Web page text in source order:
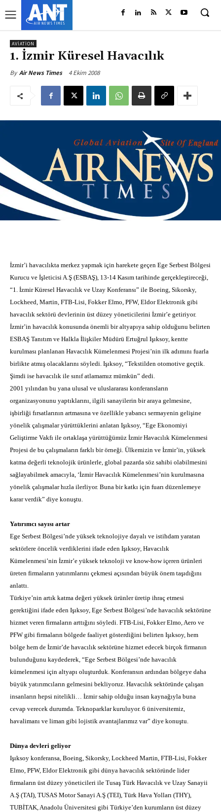
AVIATION
1. İzmir Küresel Havacılık
By Air News Times 4 Ekim 2008
İzmir’i havacılıkta merkez yapmak için harekete geçen Ege Serbest Bölgesi
Kurucu ve İşleticisi A.Ş (ESBAŞ), 13-14 Kasım tarihinde gerçekleştireceği,
“1. İzmir Küresel Havacılık ve Uzay Konferansı” ile Boeing, Sikorsky,
Lockheed, Martin, FTB-Lisi, Fokker Elmo, PFW, Eldor Elektronik gibi
havacılık sektörü devlerinin üst düzey yöneticilerini İzmir’e getiriyor.
İzmir’in havacılık konusunda önemli bir altyapıya sahip olduğunu belirten
ESBAŞ Tanıtım ve Halkla İlişkiler Müdürü Ertuğrul Işıksoy, kentte
kurulması planlanan Havacılık Kümelenmesi Projesi’nin ilk adımını fuarla
birlikte atmış olacaklarını söyledi. Işıksoy, “Tekstilden otomotive geçtik.
Şimdi ise havacılık ile sınıf atlamamız mümkün” dedi.
2001 yılından bu yana ulusal ve uluslararası konferansların
organizasyonunu yaptıklarını, ilgili sanayilerin bir araya gelmesine,
işbirliği fırsatlarının artmasına ve özellikle yabancı sermayenin gelişine
yönelik çalışmalar yürüttüklerini anlatan Işıksoy, “Ege Ekonomiyi
Geliştirme Vakfı ile ortaklaşa yürüttüğümüz İzmir Havacılık Kümelenmesi
Projesi de bu çalışmaların farklı bir örneği. Ülkemizin ve İzmir’in, yüksek
katma değerli teknolojik ürünlerle, global pazarda söz sahibi olabilmesini
sağlayabilmek amacıyla, ‘İzmir Havacılık Kümelenmesi’nin kurulmasına
yönelik çalışmalar hızla ilerliyor. Buna bir katkı için fuarı düzenlemeye
karar verdik” diye konuştu.
Yatırımcı sayısı artar
Ege Serbest Bölgesi’nde yüksek teknolojiye dayalı ve istihdam yaratan
sektörlere öncelik verdiklerini ifade eden Işıksoy, Havacılık
Kümelenmesi’nin İzmir’e yüksek teknoloji ve know-how içeren ürünleri
üreten firmaların yatırımlarını çekmesi açısından büyük önem taşıdığını
anlattı.
Türkiye’nin artık katma değeri yüksek ürünler üretip ihraç etmesi
gerektiğini ifade eden Işıksoy, Ege Serbest Bölgesi’nde havacılık sektörüne
hizmet veren firmaların arttığını söyledi. FTB-Lisi, Fokker Elmo, Aero ve
PFW gibi firmaların bölgede faaliyet gösterdiğini belirten Işıksoy, hem
bölge hem de İzmir’de havacılık sektörüne hizmet edecek birçok firmanın
bulunduğunu kaydederek, “Ege Serbest Bölgesi’nde havacılık
kümelenmesi için altyapı oluşturduk. Konferansın ardından bölgeye daha
büyük yatırımcıların gelmesini bekliyoruz. Havacılık sektöründe çalışan
insanların hepsi nitelikli… İzmir sahip olduğu insan kaynağıyla buna
cevap verecek durumda. Teknoparklar kuruluyor. 6 üniversitemiz,
havalimanı ve liman gibi lojistik avantajlarımız var” diye konuştu.
Dünya devleri geliyor
Işıksoy konferansa, Boeing, Sikorsky, Lockheed Martin, FTB-Lisi, Fokker
Elmo, PFW, Eldor Elektronik gibi dünya havacılık sektöründe lider
firmaların üst düzey yöneticileri ile Tusaş Türk Havacılık ve Uzay Sanayii
A.Ş (TAI), TUSAS Motor Sanayi A.Ş (TEI), Türk Hava Yolları (THY),
TUBİTAK, Anadolu Üniversitesi gibi Türkiye’den kurumların üst düzey